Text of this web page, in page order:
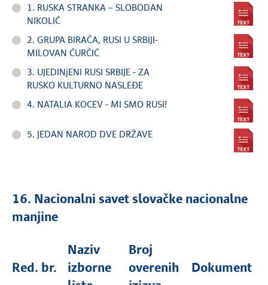
1. RUSKA STRANKA – SLOBODAN
NIKOLIĆ
2. GRUPA BIRAČA, RUSI U SRBIJI-
MILOVAN ĆURČIĆ
3. UJEDINjENI RUSI SRBIJE - ZA
RUSKO KULTURNO NASLEĐE
4. NATALIA KOCEV - MI SMO RUSI!
5. JEDAN NAROD DVE DRŽAVE
16. Nacionalni savet slovačke nacionalne
manjine
Red. br.
Naziv
izborne
Broj
overenih
Dokument